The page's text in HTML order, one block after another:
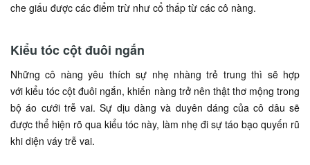
che giấu được các điểm trừ như cổ thấp từ các cô nàng.
Kiểu tóc cột đuôi ngắn
Những cô nàng yêu thích sự nhẹ nhàng trẻ trung thì sẽ hợp
với kiểu tóc cột đuôi ngắn, khiến nàng trở nên thật thơ mộng trong
bộ áo cưới trễ vai. Sự dịu dàng và duyên dáng của cô dâu sẽ
được thể hiện rõ qua kiểu tóc này, làm nhẹ đi sự táo bạo quyến rũ
khi diện váy trễ vai.